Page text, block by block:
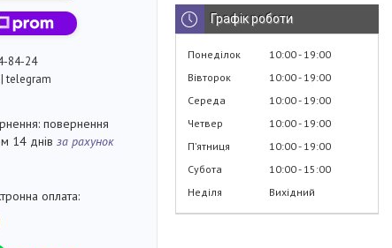
84-24
telegram
повернення
14 днів за рахунок
Графік роботи
Понеділок 10:00 19:00
Вівторок
10:00 19:00
Середа
10:00 19:00
Четвер
10:00 19:00
Пʼятниця
10:00 19:00
Субота
10:00 15:00
Неділя
Вихідний